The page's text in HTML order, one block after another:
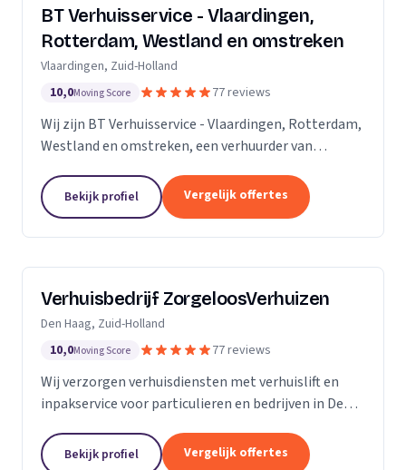
BT Verhuisservice - Vlaardingen,
Rotterdam, Westland en omstreken
Vlaardingen, Zuid-Holland
10,0Moving Score 77 reviews
Wij zijn BT Verhuisservice - Vlaardingen, Rotterdam,
Westland en omstreken, een verhuurder van
Zuid-Holland.
Bekijk profiel Vergelijk offertes
Verhuisbedrijf ZorgeloosVerhuizen
Den Haag, Zuid-Holland
10,0Moving Score 77 reviews
Wij verzorgen verhuisdiensten met verhuislift en
inpakservice voor particulieren en bedrijven in Den
Bekijk profiel Vergelijk offertes